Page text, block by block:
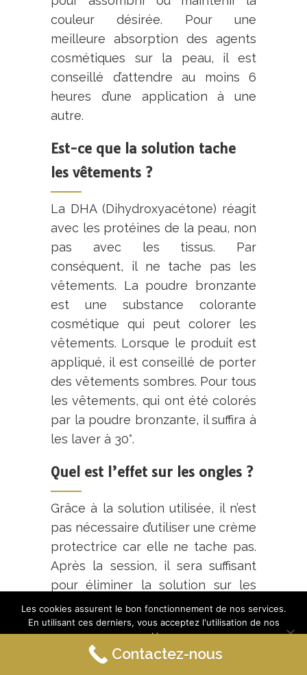
couleur désirée. Pour une
meilleure absorption des agents
cosmétiques sur la peau, il est
conseillé d’attendre au moins 6
heures d’une application à une
autre.
Est-ce que la solution tache
les vêtements ?
La DHA (Dihydroxyacétone) réagit
avec les protéines de la peau, non
pas avec les tissus. Par
conséquent, il ne tache pas les
vêtements. La poudre bronzante
est une substance colorante
cosmétique qui peut colorer les
vêtements. Lorsque le produit est
appliqué, il est conseillé de porter
des vêtements sombres. Pour tous
les vêtements, qui ont été colorés
par la poudre bronzante, il suffira à
les laver à 30°.
Quel est l’effet sur les ongles ?
Grâce à la solution utilisée, il n’est
pas nécessaire d’utiliser une crème
protectrice car elle ne tache pas.
Après la session, il sera suffisant
pour éliminer la solution sur les
ongles, sur les paumes et sous les
pieds à l’aide d’un chiffon humide.
Est-ce que la solution fait des
Contactez-nous
Les cookies assurent le bon fonctionnement de nos services.
En utilisant ces derniers, vous acceptez l'utilisation de nos
cookies.
Ok En savoir plus